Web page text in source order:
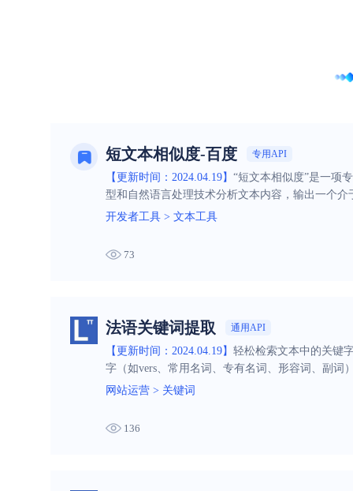
短文本相似度-百度 专用API
【更新时间：2024.04.19】 “短文本相似度”是一项
型和自然语言处理技术分析文本内容，输出一个
对文本内容进行匹配、聚合或去重的场景，如信
开发者工具 > 文本工具
73
法语关键词提取 通用API
【更新时间：2024.04.19】 轻松检索文本中的关键
字（如vers、常用名词、专有名词、形容词、副词
网站运营 > 关键词
136